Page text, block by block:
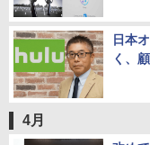
日本
く、
4月